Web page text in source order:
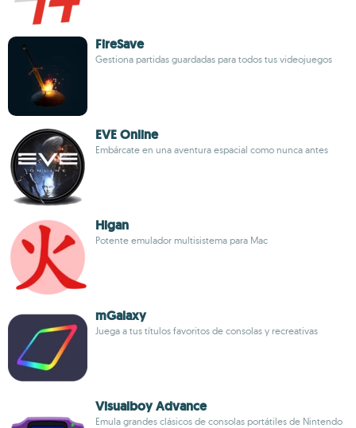
FireSave
Gestiona partidas guardadas para todos tus videojuegos
EVE Online
Embárcate en una aventura espacial como nunca antes
Higan
Potente emulador multisistema para Mac
mGalaxy
Juega a tus títulos favoritos de consolas y recreativas
Visualboy Advance
Emula grandes clásicos de consolas portátiles de Nintendo